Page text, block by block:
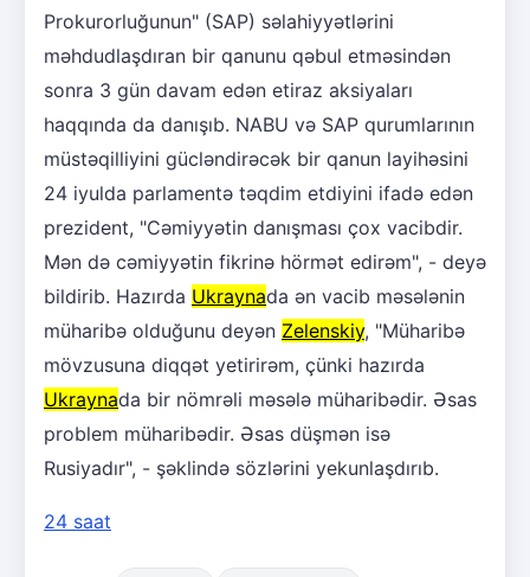
Prokurorluğunun" (SAP) səlahiyyətlərini
məhdudlaşdıran bir qanunu qəbul etməsindən
sonra 3 gün davam edən etiraz aksiyaları
haqqında da danışıb. NABU və SAP qurumlarının
müstəqilliyini gücləndirəcək bir qanun layihəsini
24 iyulda parlamentə təqdim etdiyini ifadə edən
prezident, "Cəmiyyətin danışması çox vacibdir.
Mən də cəmiyyətin fikrinə hörmət edirəm", - deyə
bildirib. Hazırda Ukraynada ən vacib məsələnin
müharibə olduğunu deyən Zelenskiy, "Müharibə
mövzusuna diqqət yetirirəm, çünki hazırda
Ukraynada bir nömrəli məsələ müharibədir. Əsas
problem müharibədir. Əsas düşmən isə
Rusiyadır", - şəklində sözlərini yekunlaşdırıb.
24 saat